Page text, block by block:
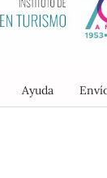
Ayuda